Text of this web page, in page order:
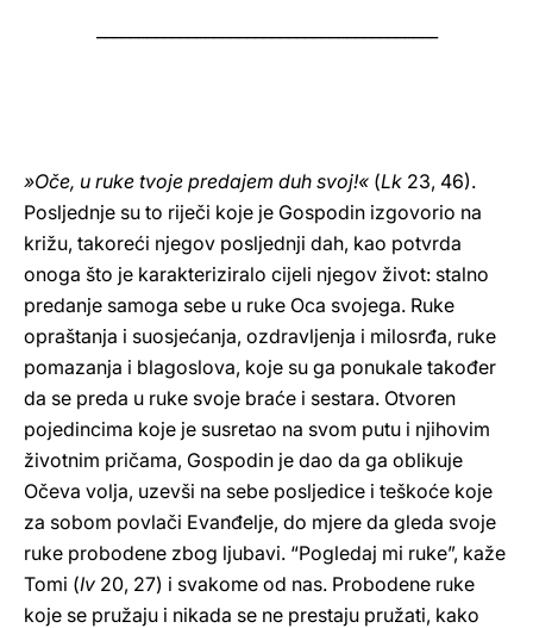
»Oče, u ruke tvoje predajem duh svoj!« (Lk 23, 46).
Posljednje su to riječi koje je Gospodin izgovorio na
križu, takoreći njegov posljednji dah, kao potvrda
onoga što je karakteriziralo cijeli njegov život: stalno
predanje samoga sebe u ruke Oca svojega. Ruke
opraštanja i suosjećanja, ozdravljenja i milosrđa, ruke
pomazanja i blagoslova, koje su ga ponukale također
da se preda u ruke svoje braće i sestara. Otvoren
pojedincima koje je susretao na svom putu i njihovim
životnim pričama, Gospodin je dao da ga oblikuje
Očeva volja, uzevši na sebe posljedice i teškoće koje
za sobom povlači Evanđelje, do mjere da gleda svoje
ruke probodene zbog ljubavi. “Pogledaj mi ruke”, kaže
Tomi (Iv 20, 27) i svakome od nas. Probodene ruke
koje se pružaju i nikada se ne prestaju pružati, kako